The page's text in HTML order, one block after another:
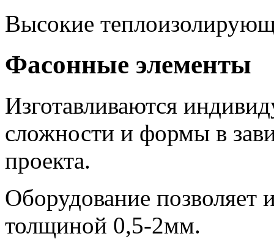
Высокие
Фасонные элементы
Изготавливаются
сложности и формы в
проекта.
Оборудование позволяет
толщиной 0,5-2мм.